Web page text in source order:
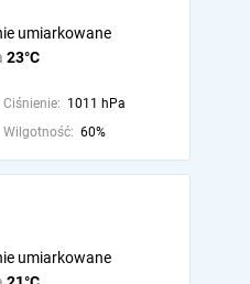
23°C
umiarkowane
Ciśnienie: 1011 hPa
Wilgotność: 60%
umiarkowane